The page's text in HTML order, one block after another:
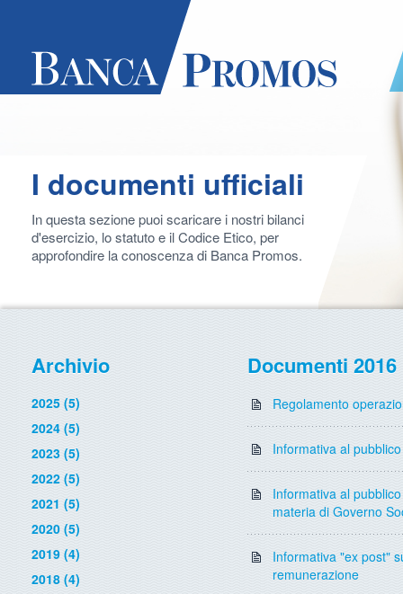
I documenti ufficiali
In questa sezione puoi scaricare i nostri bilanci
d'esercizio, lo statuto e il Codice Etico, per
approfondire la conoscenza di Banca Promos.
Archivio
2025 (5)
2024 (5)
2023 (5)
2022 (5)
2021 (5)
2020 (5)
2019 (4)
2018 (4)
Documenti 2016
Regolamento
Informativa al
Informativa al
materia di Governo
Informativa "ex post"
remunerazione